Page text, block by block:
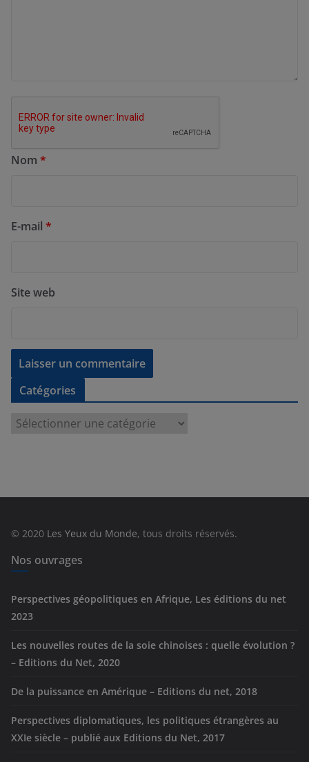
Nom *
E-mail *
Site web
Catégories
e
s
© 2020 Les Yeux du Monde, tous droits réservés.
Nos ouvrages
Perspectives géopolitiques en Afrique, Les éditions du net
2023
Les nouvelles routes de la soie chinoises : quelle évolution ?
– Editions du Net, 2020
De la puissance en Amérique – Editions du net, 2018
Perspectives diplomatiques, les politiques étrangères au
XXIe siècle – publié aux Editions du Net, 2017